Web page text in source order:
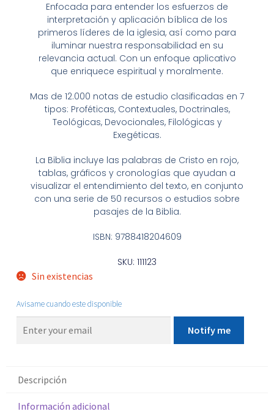
Enfocada para entender los esfuerzos de
interpretación y aplicación bíblica de los
primeros líderes de la iglesia, así como para
iluminar nuestra responsabilidad en su
relevancia actual. Con un enfoque aplicativo
que enriquece espiritual y moralmente.
Mas de 12.000 notas de estudio clasificadas en 7
tipos: Proféticas, Contextuales, Doctrinales,
Teológicas, Devocionales, Filológicas y
Exegéticas.
La Biblia incluye las palabras de Cristo en rojo,
tablas, gráficos y cronologías que ayudan a
visualizar el entendimiento del texto, en conjunto
con una serie de 50 recursos o estudios sobre
pasajes de la Biblia.
ISBN: 9788418204609
SKU: 111123
Sin existencias
Avisame cuando este disponible
Notify me
Descripción
Información adicional